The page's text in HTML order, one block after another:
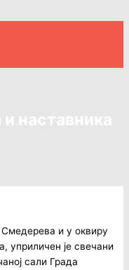
наставника
и у оквиру
уприличен је свечани
сали Града